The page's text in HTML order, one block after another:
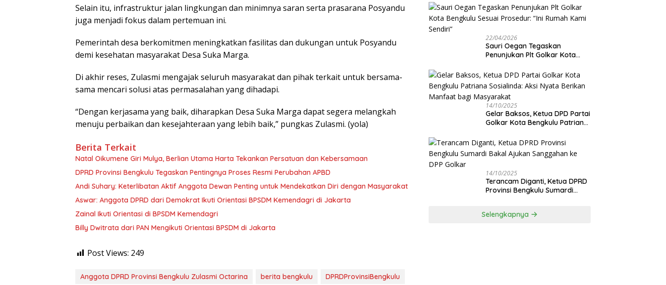
Selain itu, infrastruktur jalan lingkungan dan minimnya saran serta prasarana Posyandu
juga menjadi fokus dalam pertemuan ini.
Pemerintah desa berkomitmen meningkatkan fasilitas dan dukungan untuk Posyandu
demi kesehatan masyarakat Desa Suka Marga.
Di akhir reses, Zulasmi mengajak seluruh masyarakat dan pihak terkait untuk bersama-
sama mencari solusi atas permasalahan yang dihadapi.
“Dengan kerjasama yang baik, diharapkan Desa Suka Marga dapat segera melangkah
menuju perbaikan dan kesejahteraan yang lebih baik,” pungkas Zulasmi. (yola)
Berita Terkait
‎Natal Oikumene Giri Mulya, Berlian Utama Harta Tekankan Persatuan dan Kebersamaan
DPRD Provinsi Bengkulu Tegaskan Pentingnya Proses Resmi Perubahan APBD
Andi Suhary: Keterlibatan Aktif Anggota Dewan Penting untuk Mendekatkan Diri dengan Masyarakat
Aswar: Anggota DPRD dari Demokrat Ikuti Orientasi BPSDM Kemendagri di Jakarta
Zainal Ikuti Orientasi di BPSDM Kemendagri
Billy Dwitrata dari PAN Mengikuti Orientasi BPSDM di Jakarta
Post Views: 249
Anggota DPRD Provinsi Bengkulu Zulasmi Octarina berita bengkulu
DPRDProvinsiBengkulu
Disetujui
22/04/2026
Sauri Oegan Tegaskan
Penunjukan Plt Golkar Kota
Rumah Kami Sendiri”
14/10/2025
‎Gelar Baksos, Ketua DPD Partai
Golkar Kota Bengkulu Patriana
Manfaat bagi Masyarakat
14/10/2025
Terancam Diganti, Ketua DPRD
Provinsi Bengkulu Sumardi
Selengkapnya